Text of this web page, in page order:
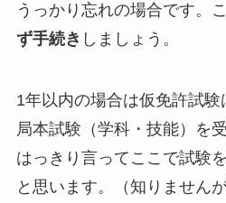
うっかり忘れの場合です。
ず手続き しましょう。
1年以内の場合は仮免許試
局本試験（学科・技能）を
はっきり言ってここで試験
と思います。（知りませんが